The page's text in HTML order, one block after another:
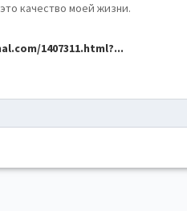
качество моей жизни.
1407311.html?...